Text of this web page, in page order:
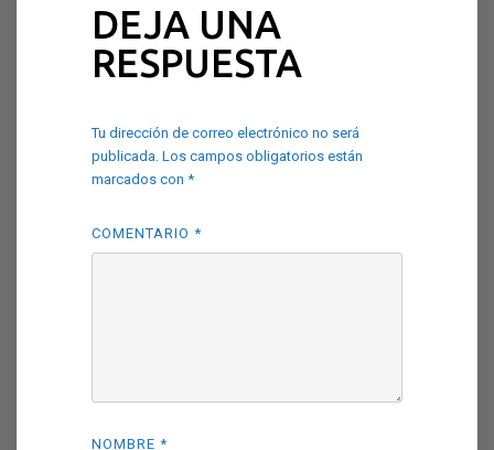
DEJA UNA
RESPUESTA
Tu dirección de correo electrónico no será
publicada. Los campos obligatorios están
marcados con *
COMENTARIO *
NOMBRE *